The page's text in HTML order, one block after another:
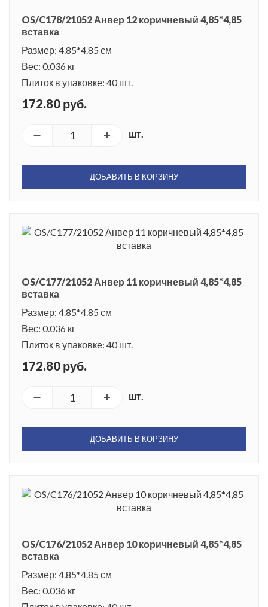
OS/C178/21052 Анвер 12 коричневый 4,85*4,85
вставка
Размер: 4.85*4.85 см
Вес: 0.036 кг
Плиток в упаковке: 40 шт.
172.80 руб.
шт.
ДОБАВИТЬ В КОРЗИНУ
OS/C177/21052 Анвер 11 коричневый 4,85*4,85
вставка
Размер: 4.85*4.85 см
Вес: 0.036 кг
Плиток в упаковке: 40 шт.
172.80 руб.
шт.
ДОБАВИТЬ В КОРЗИНУ
OS/C176/21052 Анвер 10 коричневый 4,85*4,85
вставка
Размер: 4.85*4.85 см
Вес: 0.036 кг